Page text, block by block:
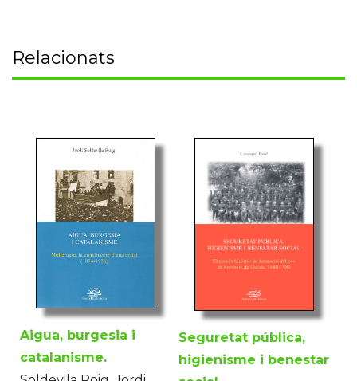
Relacionats
Aigua, burgesia i
catalanisme.
Seguretat pública,
higienisme i benestar